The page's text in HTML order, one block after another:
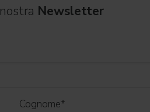
Newsletter
Cognome*